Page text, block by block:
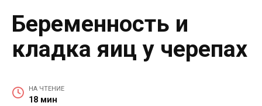
Беременность и
кладка яиц у черепах
НА ЧТЕНИЕ
18 мин